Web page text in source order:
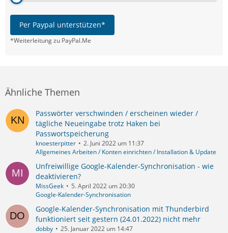
Per Paypal unterstützen*
*Weiterleitung zu PayPal.Me
Ähnliche Themen
Passwörter verschwinden / erscheinen wieder /
tägliche Neueingabe trotz Haken bei
Passwortspeicherung
knoesterpitter
2. Juni 2022 um 11:37
Allgemeines Arbeiten / Konten einrichten / Installation & Update
Unfreiwillige Google-Kalender-Synchronisation - wie
deaktivieren?
MissGeek
5. April 2022 um 20:30
Google-Kalender-Synchronisation
Google-Kalender-Synchronisation mit Thunderbird
funktioniert seit gestern (24.01.2022) nicht mehr
dobby
25. Januar 2022 um 14:47